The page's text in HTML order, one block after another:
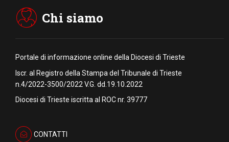
Chi siamo
Portale di informazione online della Diocesi di Trieste
Iscr. al Registro della Stampa del Tribunale di Trieste
n.4/2022-3500/2022 V.G. dd.19.10.2022
Diocesi di Trieste iscritta al ROC nr. 39777
CONTATTI